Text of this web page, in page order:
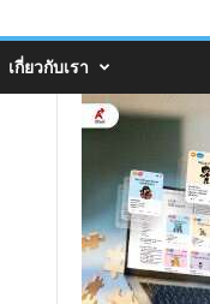
เกี่ยวกับเรา